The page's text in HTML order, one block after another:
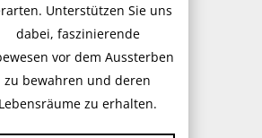
Unterstützen Sie uns
dabei, faszinierende
vor dem Aussterben
zu bewahren und deren
Lebensräume zu erhalten.